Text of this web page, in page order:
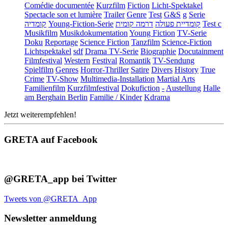
Comédie documentée Kurzfilm Fiction Licht-Spektakel
Spectacle son et lumière Trailer Genre Test G&S g Serie
קומדיה Young-Fiction-Serie קומדיית פעולה דרמה קומית
Test c
Musikfilm Musikdokumentation Young Fiction TV-Serie
Doku Reportage Science Fiction Tanzfilm Science-Fiction
Lichtspektakel sdf Drama TV-Serie Biographie Docutainment
Filmfestival Western Festival Romantik TV-Sendung
Spielfilm Genres Horror-Thriller Satire Divers History True
Crime TV-Show Multimedia-Installation Martial Arts
Familienfilm Kurzfilmfestival Dokufiction - Austellung Halle
am Berghain Berlin Familie / Kinder Kdrama
Jetzt weiterempfehlen!
GRETA auf Facebook
@GRETA_app bei Twitter
Tweets von @GRETA_App
Newsletter anmeldung